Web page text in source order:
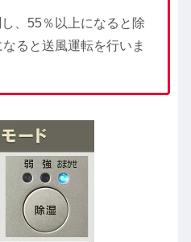
、55％以上になると除
ると送風運転を行いま